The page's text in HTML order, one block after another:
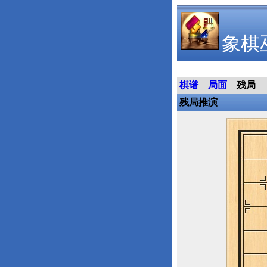
象棋
棋谱 局面
残局
残局推演